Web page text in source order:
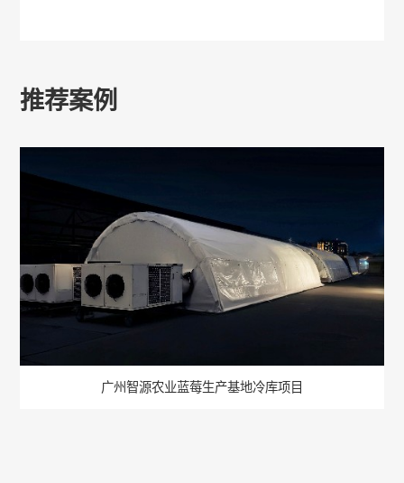
推荐案例
广州智源农业蓝莓生产基地冷库项目